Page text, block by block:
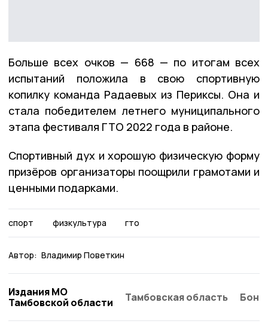
Больше всех очков — 668 — по итогам всех
испытаний положила в свою спортивную
копилку команда Радаевых из Периксы. Она и
стала победителем летнего муниципального
этапа фестиваля ГТО 2022 года в районе.
Спортивный дух и хорошую физическую форму
призёров организаторы поощрили грамотами и
ценными подарками.
спорт физкультура гто
Автор: Владимир Поветкин
Издания МО
Тамбовской области
Тамбовская область